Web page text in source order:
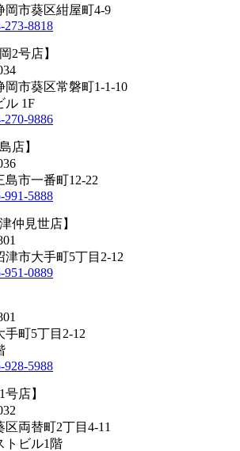
岡市葵区紺屋町4-9
273-8818
2号店】
岡市葵区常磐町1-1-10
ル 1F
270-9886
店】
島市一番町12-22
991-5888
仲見世店】
津市大手町5丁目2-12
951-0889
手町5丁目2-12
928-5988
店】
区両替町2丁目4-11
トビル1階